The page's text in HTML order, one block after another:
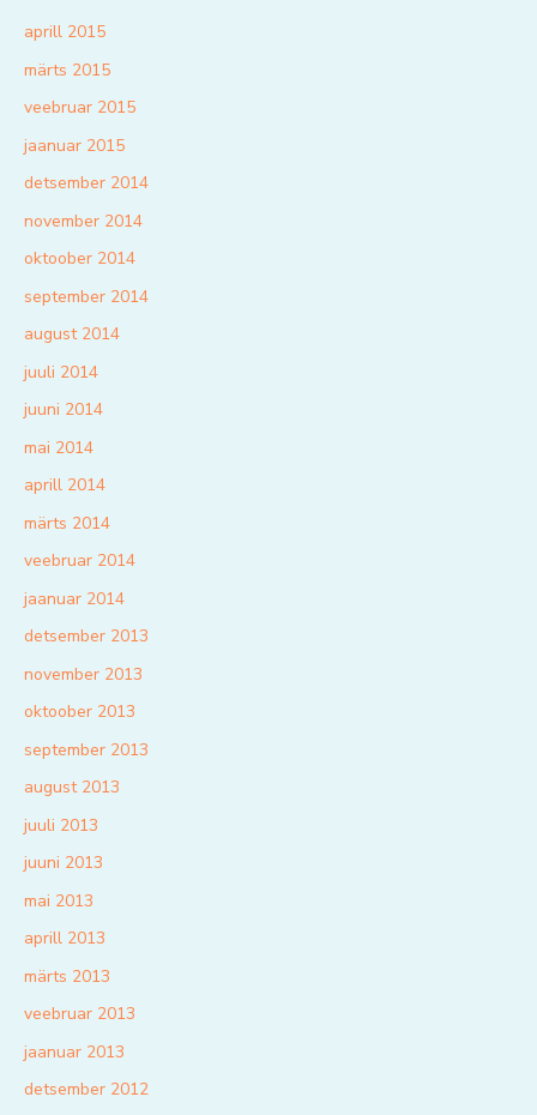
aprill 2015
märts 2015
veebruar 2015
jaanuar 2015
detsember 2014
november 2014
oktoober 2014
september 2014
august 2014
juuli 2014
juuni 2014
mai 2014
aprill 2014
märts 2014
veebruar 2014
jaanuar 2014
detsember 2013
november 2013
oktoober 2013
september 2013
august 2013
juuli 2013
juuni 2013
mai 2013
aprill 2013
märts 2013
veebruar 2013
jaanuar 2013
detsember 2012